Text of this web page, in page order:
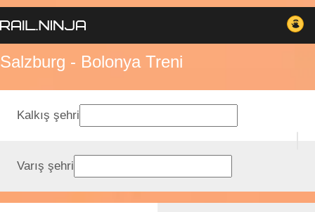
Salzburg - Bolonya Treni
Kalkış şehri
Varış şehri